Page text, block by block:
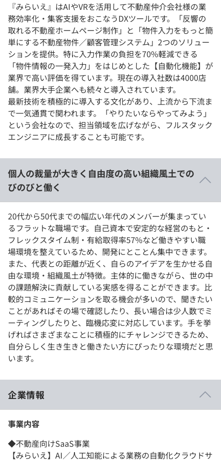
『みらいえ』はAIやVRを活用して不動産仲介会社様の業
務効率化・集客支援をおこなうDXツールです。「反響の
取れる不動産ホームページ制作」と「物件入力をもっと簡
単にする不動産物件／顧客管理システム」2つのソリュー
ションを提供。特に入力作業の負担を70%軽減できる
「物件情報の一発入力」をはじめとした【自動化機能】が
業界で高い評価を得ています。現在の導入社数は4000店
舗。業界大手企業へも続々と導入されています。
最新技術を積極的に導入する文化があり、上流から下流ま
で一気通貫で関われます。「やりたいならやってみよう」
という会社なので、担当領域を広げながら、フルスタック
エンジニアに成長することも可能です。
個人の裁量が大きく自由度の高い組織風土での
びのびと働く
20代から50代までの幅広い年代のメンバーが集まってい
るフラットな職場です。自己資本で安定的な経営のもと・
フレックスタイム制・有給取得率57%など働きやすい職
場環境を整えているため、開発にとことん集中できます。
また、代表との距離が近く、自らのアイデアを生かせる自
由な環境・組織風土が特徴。主体的に働きながら、世の中
の課題解決に貢献している実感を得ることができます。比
較的コミュニケーションを取る機会が多いので、聞きたい
ことがあればその場で確認したり、長い場合は少人数でミ
ーティングしたりと、臨機応変に対応しています。手を挙
げればさまざまなことに積極的にチャレンジできるため、
自分らしく生き生きと働きたい方にぴったりな環境だと思
います。
企業情報
事業内容
◆不動産向けSaaS事業
【みらいえ】AI／人工知能による業務の自動化クラウドサ